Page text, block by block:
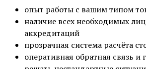
опыт работы с вашим типом
наличие всех необходимых
аккредитаций
прозрачная система расчёта
оперативная обратная связь и